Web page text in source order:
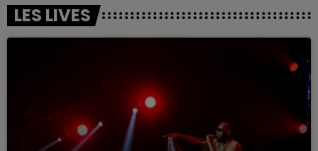
LES LIVES